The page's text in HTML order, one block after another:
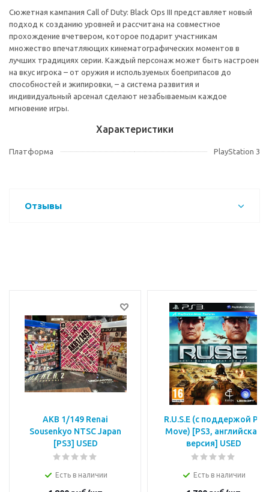
Сюжетная кампания Call of Duty: Black Ops III представляет новый
подход к созданию уровней и рассчитана на совместное
прохождение вчетвером, которое подарит участникам
множество впечатляющих кинематографических моментов в
лучших традициях серии. Каждый персонаж может быть настроен
на вкус игрока – от оружия и используемых боеприпасов до
способностей и экипировки, – а система развития и
индивидуальный арсенал сделают незабываемым каждое
мгновение игры.
Характеристики
Платформа PlayStation 3
Отзывы
AKB 1/149 Renai
Sousenkyo NTSC Japan
[PS3] USED
Есть в наличии
R.U.S.E (с поддержой PS
Move) [PS3, английская
версия] USED
Есть в наличии